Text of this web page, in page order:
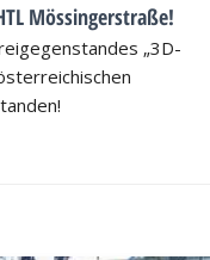
Mössingerstraße!
„3D-